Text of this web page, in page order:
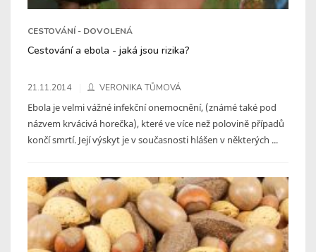
CESTOVÁNÍ - DOVOLENÁ
Cestování a ebola - jaká jsou rizika?
21.11.2014 VERONIKA TŮMOVÁ
Ebola je velmi vážné infekční onemocnění, (známé také pod
názvem krvácivá horečka), které ve více než polovině případů
končí smrtí. Její výskyt je v současnosti hlášen v některých ...